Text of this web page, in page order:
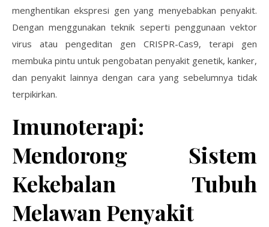
menghentikan ekspresi gen yang menyebabkan penyakit.
Dengan menggunakan teknik seperti penggunaan vektor
virus atau pengeditan gen CRISPR-Cas9, terapi gen
membuka pintu untuk pengobatan penyakit genetik, kanker,
dan penyakit lainnya dengan cara yang sebelumnya tidak
terpikirkan.
Imunoterapi:
Mendorong Sistem
Kekebalan Tubuh
Melawan Penyakit